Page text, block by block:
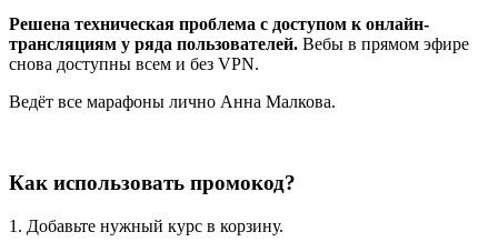
Решена техническая проблема с доступом к онлайн-
трансляциям у ряда пользователей. Вебы в прямом эфире
снова доступны всем и без VPN.
Ведёт все марафоны лично Анна Малкова.
Как использовать промокод?
1. Добавьте нужный курс в корзину.